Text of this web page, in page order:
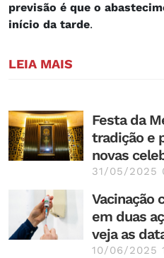
previsão é que o
início da tarde.
LEIA MAIS
Festa da
tradição e
novas
31/05/2025
Vacinação
em duas
veja as
10/06/2025